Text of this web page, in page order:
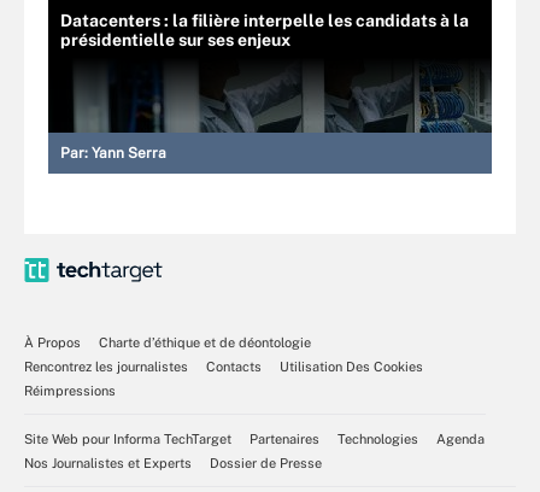
Datacenters : la filière interpelle les candidats à la
présidentielle sur ses enjeux
Par: Yann Serra
À Propos
Charte d’éthique et de déontologie
Rencontrez les journalistes
Contacts
Utilisation Des Cookies
Réimpressions
Site Web pour Informa TechTarget Partenaires Technologies
Agenda
Nos Journalistes et Experts
Dossier de Presse